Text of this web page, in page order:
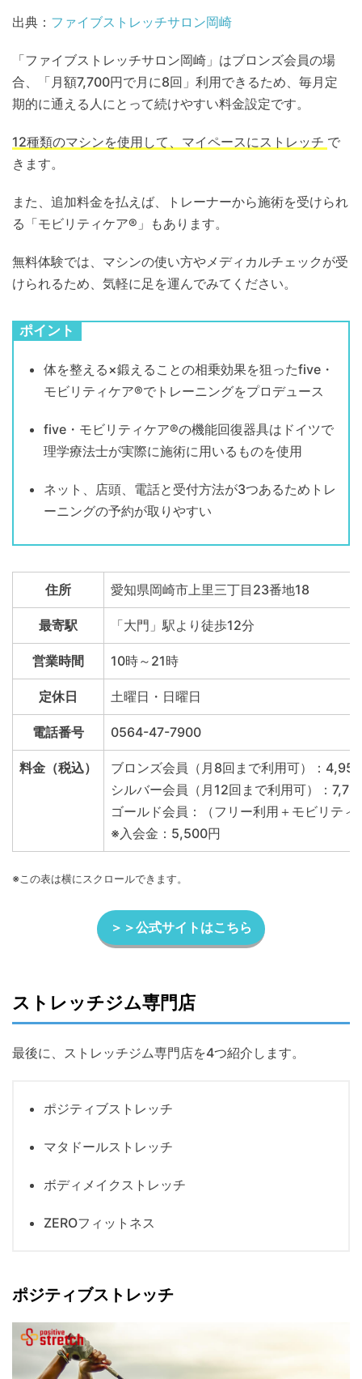
出典： ファイブストレッチサロン岡崎
「ファイブストレッチサロン岡崎」はブロンズ会員の場
合、「月額7,700円で月に8回」利用できるため、毎月定
期的に通える人にとって続けやすい料金設定です。
12種類のマシンを使用して、マイペースにストレッチ で
きます。
また、追加料金を払えば、トレーナーから施術を受けられ
る「モビリティケア®」もあります。
無料体験では、マシンの使い方やメディカルチェックが受
けられるため、気軽に足を運んでみてください。
ポイント
体を整える×鍛えることの相乗効果を狙ったfive・
モビリティケア®でトレーニングをプロデュース
five・モビリティケア®の機能回復器具はドイツで
理学療法士が実際に施術に用いるものを使用
ネット、店頭、電話と受付方法が3つあるためトレ
ーニングの予約が取りやすい
住所 愛知県岡崎市上里三丁目23番地18
最寄駅 「大門」駅より徒歩12分
営業時間 10時～21時
定休日 土曜日・日曜日
電話番号 0564-47-7900
料金（税込）
ブロンズ会員（月8回まで利用可）：
シルバー会員（月12回まで利用可）：
ゴールド会員：（フリー利用＋モビリテ
※入会金：5,500円
※この表は横にスクロールできます。
＞＞公式サイトはこちら
ストレッチジム専門店
最後に、ストレッチジム専門店を4つ紹介します。
ポジティブストレッチ
マタドールストレッチ
ボディメイクストレッチ
ZEROフィットネス
ポジティブストレッチ